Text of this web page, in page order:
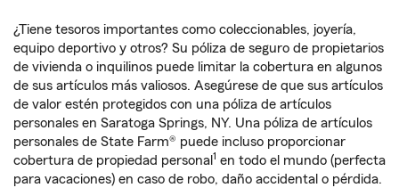
¿Tiene tesoros importantes como coleccionables, joyería,
equipo deportivo y otros? Su póliza de seguro de propietarios
de vivienda o inquilinos puede limitar la cobertura en algunos
de sus artículos más valiosos. Asegúrese de que sus artículos
de valor estén protegidos con una póliza de artículos
personales en Saratoga Springs, NY. Una póliza de artículos
personales de State Farm® puede incluso proporcionar
cobertura de propiedad personal 1 en todo el mundo (perfecta
para vacaciones) en caso de robo, daño accidental o pérdida.